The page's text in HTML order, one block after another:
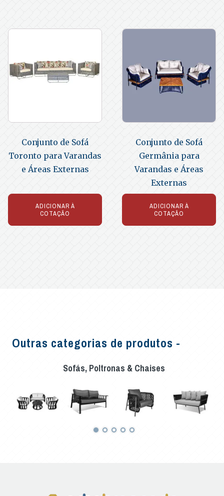
Conjunto de Sofá
Toronto para Varandas
e Áreas Externas
ADICIONAR À
COTAÇÃO
Conjunto de Sofá
Germânia para
Varandas e Áreas
Externas
ADICIONAR À
COTAÇÃO
Outras categorias de produtos -
Sofás, Poltronas & Chaises